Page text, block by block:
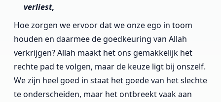
verliest,
Hoe zorgen we ervoor dat we onze ego in toom
houden en daarmee de goedkeuring van Allah
verkrijgen? Allah maakt het ons gemakkelijk het
rechte pad te volgen, maar de keuze ligt bij onszelf.
We zijn heel goed in staat het goede van het slechte
te onderscheiden, maar het ontbreekt vaak aan